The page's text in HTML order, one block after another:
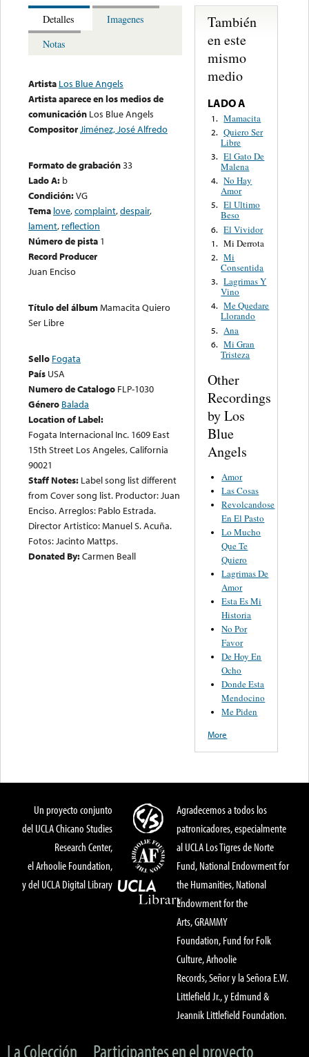
Detalles
Imagenes
Notas
Artista Los Blue Angels
Artista aparece en los medios de
comunicación Los Blue Angels
CompositorJiménez, José Alfredo
Formato de grabación33
Lado A: b
Condición:VG
Tema love,complaint,despair,
lament, reflection
Número de pista 1
Record Producer
Juan Enciso
Título del álbumMamacita Quiero
Ser Libre
Sello Fogata
País USA
Numero de Catalogo FLP-1030
Género Balada
Location of Label:
Fogata Internacional Inc. 1609 East
15th Street Los Angeles, California
90021
Staff Notes: Label song list different
from Cover song list. Productor: Juan
Enciso. Arreglos: Pablo Estrada.
Director Artistico: Manuel S. Acuña.
Fotos: Jacinto Mattps.
Donated By:Carmen Beall
También
en este
mismo
medio
LADO A
1. Mamacita
2. Quiero Ser
Libre
3. El Gato De
Malena
4. No Hay
Amor
5. El Ultimo
Beso
6. El Vividor
1. Mi Derrota
2. Mi
Consentida
3. Lagrimas Y
Vino
4. Me Quedare
Llorando
5. Ana
6. Mi Gran
Tristeza
Other
Recordings
by Los
Blue
Angels
Amor
Las Cosas
Revolcandose
En El Pasto
Lo Mucho
Que Te
Quiero
Lagrimas De
Amor
Esta Es Mi
Historia
No Por
Favor
De Hoy En
Ocho
Donde Esta
Mendocino
Me Piden
More
Un proyecto conjunto
del UCLA Chicano Studies
Research Center,
el Arhoolie Foundation,
y del UCLA Digital Library
Agradecemos a todos los
patronicadores, especialmente
al UCLA Los Tigres de Norte
Fund, National Endowment for
the Humanities, National
Endowment for the
Arts, GRAMMY
Foundation, Fund for Folk
Culture, Arhoolie
Records, Señor y la Señora E.W.
Littlefield Jr., y Edmund &
Jeannik Littlefield Foundation.
La Colección Participantes en el proyecto